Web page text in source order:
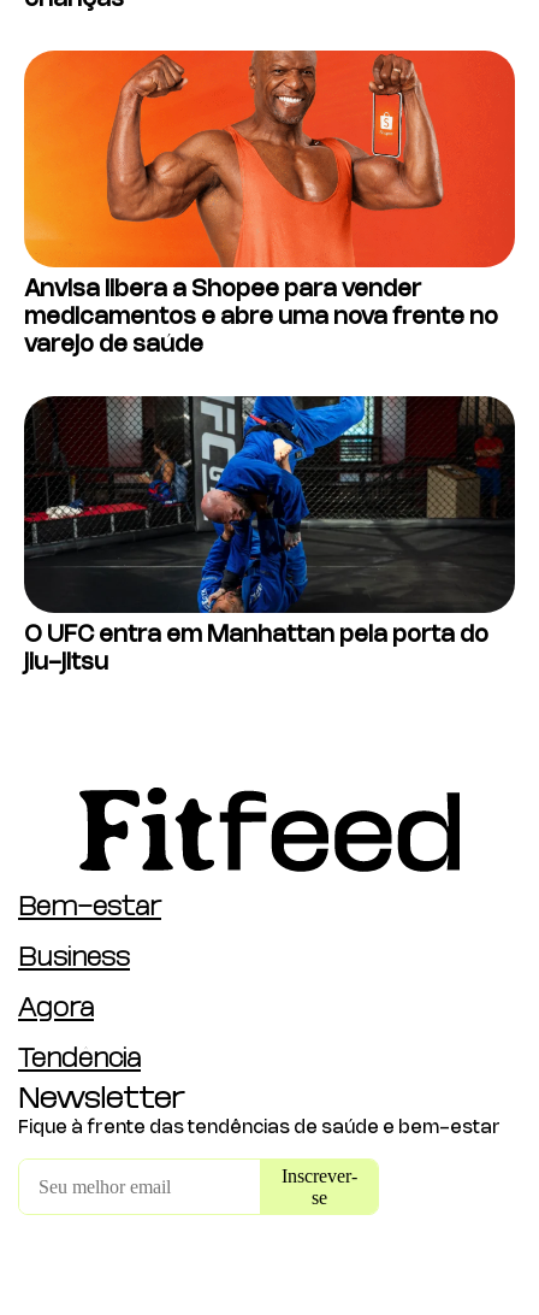
Anvisa libera a Shopee para vender
medicamentos e abre uma nova frente no
varejo de saúde
O UFC entra em Manhattan pela porta do
jiu-jitsu
Bem-estar
Business
Agora
Tendência
Newsletter
Fique à frente das tendências de saúde e bem-estar